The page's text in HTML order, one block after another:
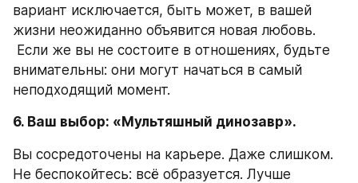
вариант исключается, быть может, в вашей
жизни неожиданно объявится новая любовь.
внимательны: они могут начаться в самый
неподходящий момент.
6. Ваш выбор: «Мультяшный динозавр».
Вы сосредоточены на карьере. Даже слишком.
Не беспокойтесь: всё образуется. Лучше